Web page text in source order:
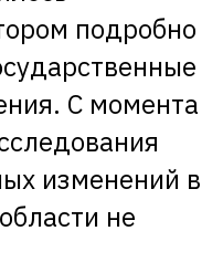
подробно
С момента
изменений в
не